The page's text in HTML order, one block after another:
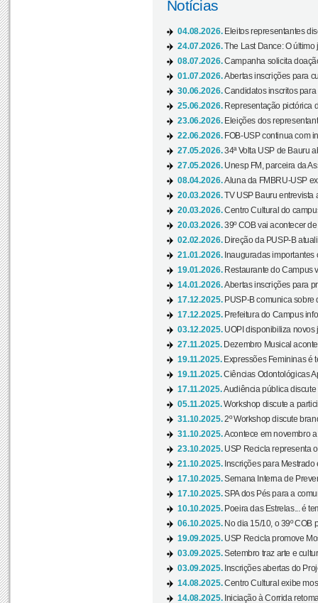
Notícias
04.08.2026. Eleitos representantes
24.07.2026.The Last Dance: O
08.07.2026.Campanha solicita
01.07.2026.Abertas inscrições para
30.06.2026.Candidatos inscritos
25.06.2026. Representação pictórica
23.06.2026. Eleições dos
22.06.2026. FOB-USP continua com
27.05.2026.34ª Volta USP de Bauru
27.05.2026. Unesp FM, parceira da
08.04.2026.Aluna da FMBRU-USP
20.03.2026.TV USP Bauru entrevista
20.03.2026.Centro Cultural do
20.03.2026.39º COB vai acontecer
02.02.2026. Direção da PUSP-B
21.01.2026. Inauguradas
19.01.2026. Restaurante do Campus
14.01.2026.Abertas inscrições para
17.12.2025. PUSP-B comunica sobre
17.12.2025. Prefeitura do Campus
03.12.2025. UOPI disponibiliza novos
27.11.2025. Dezembro Musical
19.11.2025. Expressões Femininas é
19.11.2025.Ciências Odontológicas
17.11.2025.Audiência pública
05.11.2025.Workshop discute a
31.10.2025.2º Workshop discute
31.10.2025.Acontece em novembro
23.10.2025. USP Recicla representa
21.10.2025. Inscrições para
17.10.2025.Semana Interna de
17.10.2025.SPA dos Pés para a
10.10.2025. Poeira das Estrelas... é
06.10.2025. No dia 15/10, o 39º COB
19.09.2025. USP Recicla promove
03.09.2025.Setembro traz arte e
03.09.2025. Inscrições abertas do
14.08.2025.Centro Cultural exibe
14.08.2025. Iniciação à Corrida